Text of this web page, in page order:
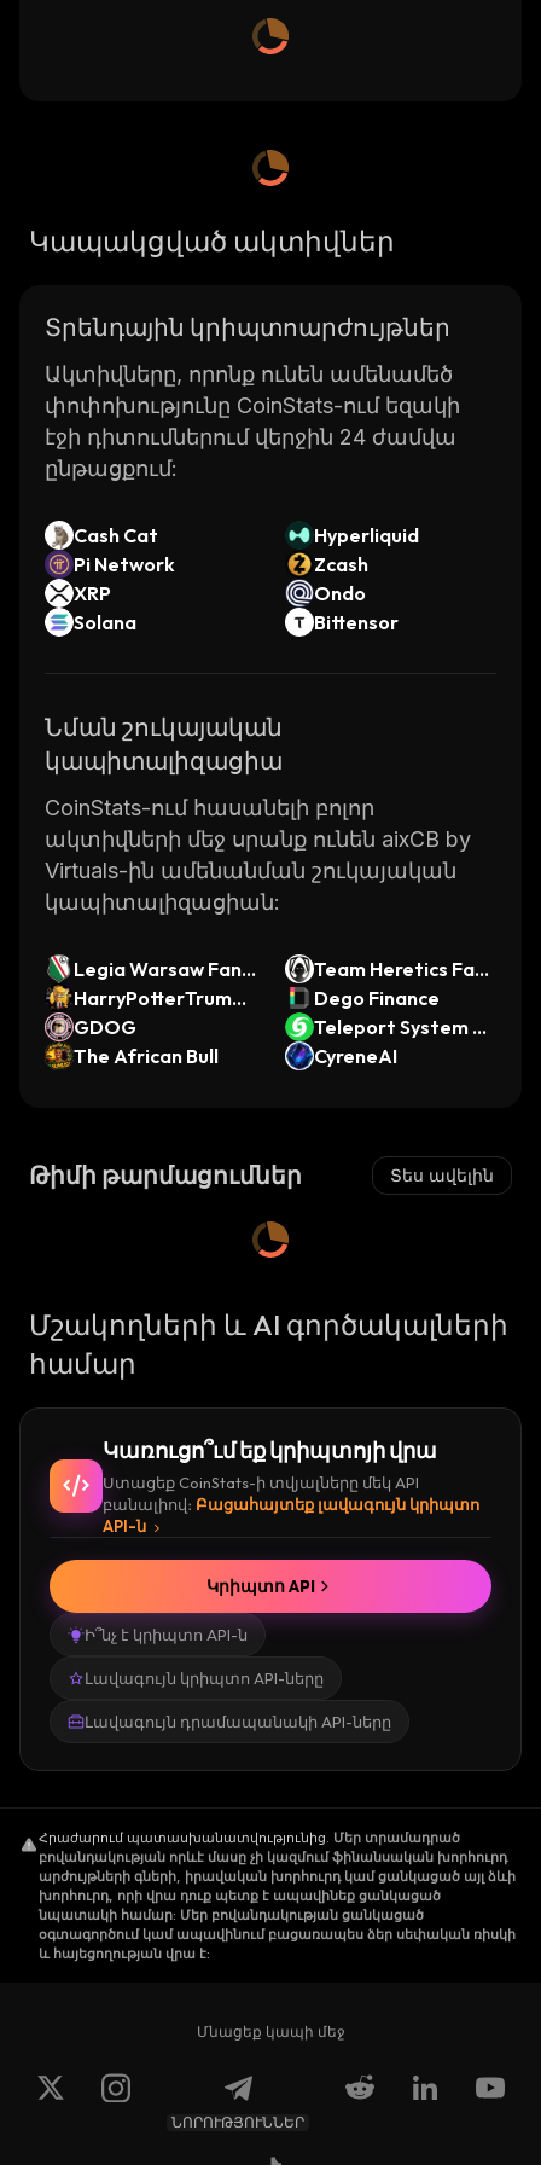
Կապակցված ակտիվներ
Տրենդային կրիպտոարժույթներ
Ակտիվները, որոնք ունեն ամենամեծ
փոփոխությունը CoinStats-ում եզակի
էջի դիտումներում վերջին 24 ժամվա
ընթացքում:
Cash Cat
Hyperliquid
Pi Network
Zcash
XRP
Ondo
Solana
Bittensor
Նման շուկայական
կապիտալիզացիա
CoinStats-ում հասանելի բոլոր
ակտիվների մեջ սրանք ունեն aixCB by
Virtuals-ին ամենանման շուկայական
կապիտալիզացիան:
Legia Warsaw Fan T
oken
Team Heretics Fan
Token
HarryPotterTrump
HomerSimpson777I
nu
Dego Finance
GDOG
Teleport System To
ken
The African Bull CyreneAI
Թիմի թարմացումներ Տես ավելին
Մշակողների և AI գործակալների
համար
Կառուցո՞ւմ եք կրիպտոյի վրա
Ստացեք CoinStats-ի տվյալները մեկ API
բանալիով։ Բացահայտեք լավագույն կրիպտո
API-ն
Ի՞նչ է կրիպտո API-ն
Լավագույն կրիպտո API-ները
Լավագույն դրամապանակի API-ները
Կրիպտո API
Հրաժարում պատասխանատվությունից. Մեր տրամադրած
բովանդակության որևէ մասը չի կազմում ֆինանսական խորհուրդ
արժույթների գների, իրավական խորհուրդ կամ ցանկացած այլ ձևի
խորհուրդ, որի վրա դուք պետք է ապավինեք ցանկացած
նպատակի համար: Մեր բովանդակության ցանկացած
օգտագործում կամ ապավինում բացառապես ձեր սեփական ռիսկի
և հայեցողության վրա է:
Մնացեք կապի մեջ
ՆՈՐՈՒԹՅՈՒՆՆԵՐ